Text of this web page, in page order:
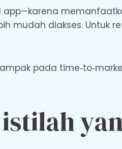
app—karena
mudah diakses. Untuk
pada